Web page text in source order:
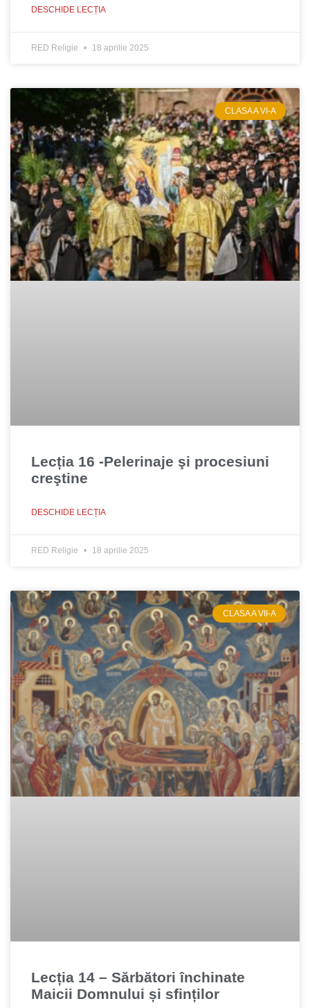
DESCHIDE LECȚIA
RED Religie 18 aprilie 2025
CLASA A VI-A
Lecția 16 -Pelerinaje şi procesiuni
creştine
DESCHIDE LECȚIA
RED Religie 18 aprilie 2025
CLASA A VII-A
Lecția 14 – Sărbători închinate
Maicii Domnului și sfinților